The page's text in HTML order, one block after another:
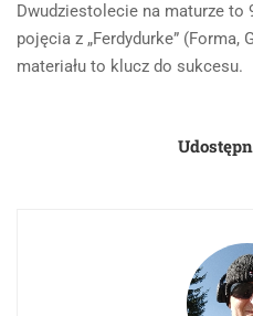
Dwudziestolecie na maturze to
pojęcia z „Ferdydurke” (Forma,
materiału to klucz do sukcesu.